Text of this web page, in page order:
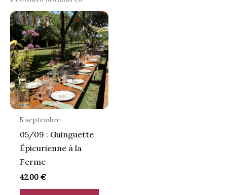
5 septembre
05/09 : Guinguette
Épicurienne à la
Ferme
42.00€